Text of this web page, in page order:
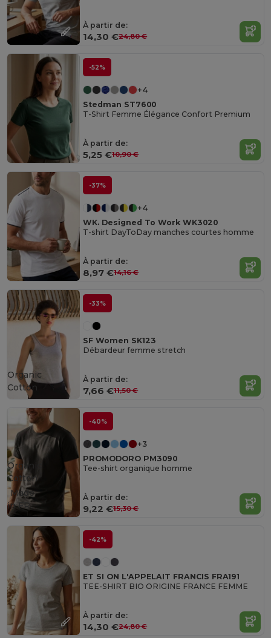
À partir de:
14,30 €24,80 €
-52%
+4
Stedman ST7600
T-Shirt Femme Élégance Confort Premium
À partir de:
5,25 €10,90 €
-37%
+4
WK. Designed To Work WK3020
T-shirt DayToDay manches courtes homme
À partir de:
8,97 €14,16 €
-33%
SF Women SK123
Débardeur femme stretch
À partir de:
7,66 €11,50 €
Organic
Cotton
-40%
+3
PROMODORO PM3090
Tee-shirt organique homme
À partir de:
9,22 €15,30 €
Organic
Cotton
Made
in FR
-42%
ET SI ON L'APPELAIT FRANCIS FRA191
TEE-SHIRT BIO ORIGINE FRANCE FEMME
À partir de:
14,30 €24,80 €